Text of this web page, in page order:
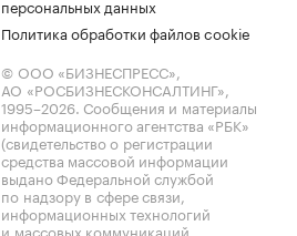
персональных данных
Политика обработки файлов cookie
© ООО «БИЗНЕСПРЕСС»,
АО «РОСБИЗНЕСКОНСАЛТИНГ»,
1995–2026. Сообщения и материалы
информационного агентства «РБК»
(свидетельство о регистрации
средства массовой информации
выдано Федеральной службой
по надзору в сфере связи,
информационных технологий
и массовых коммуникаций